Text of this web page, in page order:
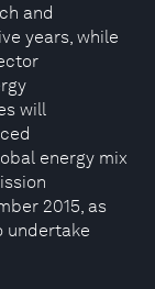
and
years, while
will
energy mix
2015, as
undertake